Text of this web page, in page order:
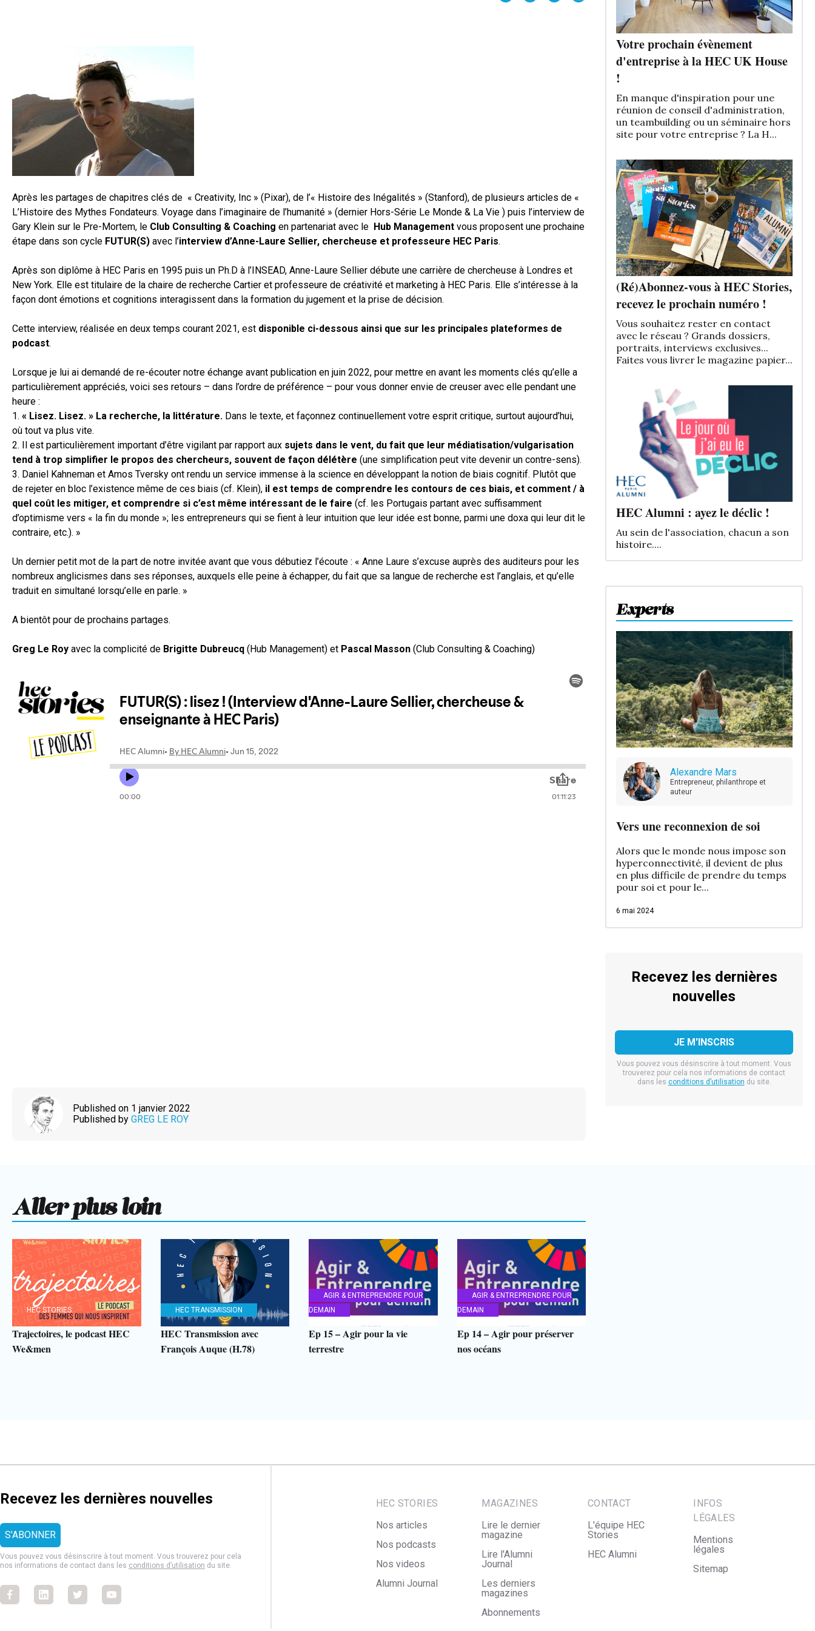
Après les partages de chapitres clés de « Creativity, Inc » (Pixar), de l’« Histoire des Inégalités » (Stanford), de plusieurs articles de «
L’Histoire des Mythes Fondateurs. Voyage dans l’imaginaire de l’humanité » (dernier Hors-Série Le Monde & La Vie ) puis l’interview de
Gary Klein sur le Pre-Mortem, le Club Consulting & Coaching en partenariat avec le Hub Management vous proposent une prochaine
étape dans son cycle FUTUR(S) avec l’interview d’Anne-Laure Sellier, chercheuse et professeure HEC Paris.
Après son diplôme à HEC Paris en 1995 puis un Ph.D à l’INSEAD, Anne-Laure Sellier débute une carrière de chercheuse à Londres et
New York. Elle est titulaire de la chaire de recherche Cartier et professeure de créativité et marketing à HEC Paris. Elle s’intéresse à la
façon dont émotions et cognitions interagissent dans la formation du jugement et la prise de décision.
Cette interview, réalisée en deux temps courant 2021, est disponible ci-dessous ainsi que sur les principales plateformes de
podcast.
Lorsque je lui ai demandé de re-écouter notre échange avant publication en juin 2022, pour mettre en avant les moments clés qu’elle a
particulièrement appréciés, voici ses retours – dans l’ordre de préférence – pour vous donner envie de creuser avec elle pendant une
heure :
1. « Lisez. Lisez. » La recherche, la littérature. Dans le texte, et façonnez continuellement votre esprit critique, surtout aujourd’hui,
où tout va plus vite.
2. Il est particulièrement important d’être vigilant par rapport aux sujets dans le vent, du fait que leur médiatisation/vulgarisation
tend à trop simplifier le propos des chercheurs, souvent de façon délétère (une simplification peut vite devenir un contre-sens).
3. Daniel Kahneman et Amos Tversky ont rendu un service immense à la science en développant la notion de biais cognitif. Plutôt que
de rejeter en bloc l’existence même de ces biais (cf. Klein), il est temps de comprendre les contours de ces biais, et comment / à
quel coût les mitiger, et comprendre si c’est même intéressant de le faire (cf. les Portugais partant avec suffisamment
d’optimisme vers « la fin du monde »; les entrepreneurs qui se fient à leur intuition que leur idée est bonne, parmi une doxa qui leur dit le
contraire, etc.). »
Un dernier petit mot de la part de notre invitée avant que vous débutiez l’écoute : « Anne Laure s’excuse auprès des auditeurs pour les
nombreux anglicismes dans ses réponses, auxquels elle peine à échapper, du fait que sa langue de recherche est l’anglais, et qu’elle
traduit en simultané lorsqu’elle en parle. »
A bientôt pour de prochains partages.
Greg Le Roy avec la complicité de Brigitte Dubreucq (Hub Management) et Pascal Masson (Club Consulting & Coaching)
Published on 1 janvier 2022
Published by GREG LE ROY
Aller plus loin
HEC STORIES
Trajectoires, le podcast HEC
We&men
HEC TRANSMISSION
HEC Transmission avec
François Auque (H.78)
AGIR & ENTREPRENDRE POUR
DEMAIN
Ep 15 – Agir pour la vie
terrestre
AGIR & ENTREPRENDRE POUR
DEMAIN
Ep 14 – Agir pour préserver
nos océans
Experts
Alexandre Mars
Entrepreneur, philanthrope et
auteur
Vers une reconnexion de soi
Alors que le monde nous impose son
hyperconnectivité, il devient de plus
en plus difficile de prendre du temps
pour soi et pour le...
6 mai 2024
Recevez les dernières
nouvelles
Vous pouvez vous désinscrire à tout moment. Vous
trouverez pour cela nos informations de contact
dans les conditions d’utilisation du site.
Votre prochain évènement
d'entreprise à la HEC UK House
!
En manque d'inspiration pour une
réunion de conseil d'administration,
un teambuilding ou un séminaire hors
site pour votre entreprise ? La H...
(Ré)Abonnez-vous à HEC Stories,
recevez le prochain numéro !
Vous souhaitez rester en contact
avec le réseau ? Grands dossiers,
portraits, interviews exclusives...
Faites vous livrer le magazine papier...
HEC Alumni : ayez le déclic !
Au sein de l'association, chacun a son
histoire....
Recevez les dernières nouvelles
Vous pouvez vous désinscrire à tout moment. Vous trouverez pour cela
nos informations de contact dans les conditions d’utilisation du site.
FacebookFacebookFacebookFacebook
HEC STORIES
Nos articles
Nos podcasts
Nos videos
Alumni Journal
MAGAZINES
Lire le dernier
magazine
Lire l'Alumni
Journal
Les derniers
magazines
Abonnements
CONTACT
L'équipe HEC
Stories
HEC Alumni
INFOS
LÉGALES
Mentions
légales
Sitemap